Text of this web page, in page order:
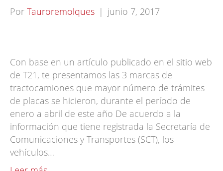
Por Tauroremolques | junio 7, 2017
Con base en un artículo publicado en el sitio web
de T21, te presentamos las 3 marcas de
tractocamiones que mayor número de trámites
de placas se hicieron, durante el período de
enero a abril de este año De acuerdo a la
información que tiene registrada la Secretaría de
Comunicaciones y Transportes (SCT), los
vehículos…